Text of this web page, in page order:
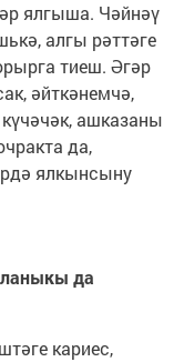
ялгыша. Чәйнәү
алгы рәттәге
тиеш. Әгәр
әйткәнемчә,
ашказаны
да,
ялкынсыну
да
кариес,